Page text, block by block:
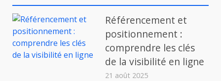
experts
SEO,
un
atout
pour
booster
votre
Référencement et
positionnement :
comprendre les clés
de la visibilité en ligne
21 août 2025